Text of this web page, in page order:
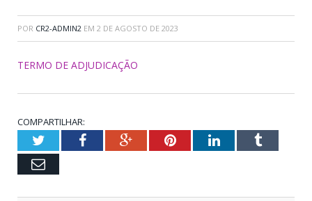
POR CR2-ADMIN2 EM 2 DE AGOSTO DE 2023
TERMO DE ADJUDICAÇÃO
COMPARTILHAR:
TwitterFacebookGoogle+PinterestLinkedInTumblr
Email